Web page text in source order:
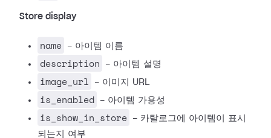
Store display
name - 아이템 이름
description - 아이템 설명
image_url - 이미지 URL
is_enabled - 아이템 가용성
is_show_in_store
- 카탈로그에 아이템이 표시
되는지 여부